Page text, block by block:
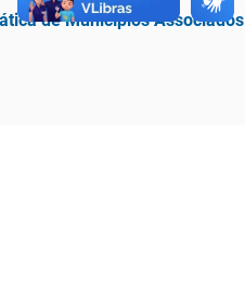
de Municípios Associados